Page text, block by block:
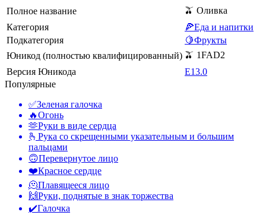
Полное название
🫒 Оливка
Категория
🍕Еда и напитки
Подкатегория
🍋Фрукты
Юникод (полностью квалифицированный) 🫒 1FAD2
Версия Юникода
E13.0
Популярные
✅Зеленая галочка
🔥Огонь
🫶Руки в виде сердца
🫰 Рука со скрещенными указательным и большим
пальцами
🙃Перевернутое лицо
❤️Красное сердце
🫠Плавящееся лицо
🙌Руки, поднятые в знак торжества
✔️Галочка